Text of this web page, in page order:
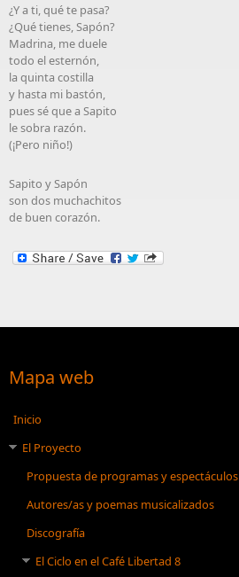
¿Y a ti, qué te pasa?
¿Qué tienes, Sapón?
Madrina, me duele
todo el esternón,
la quinta costilla
y hasta mi bastón,
pues sé que a Sapito
le sobra razón.
(¡Pero niño!)
Sapito y Sapón
son dos muchachitos
de buen corazón.
Mapa web
Inicio
El Proyecto
Propuesta de programas y espectáculos
Autores/as y poemas musicalizados
Discografía
El Ciclo en el Café Libertad 8